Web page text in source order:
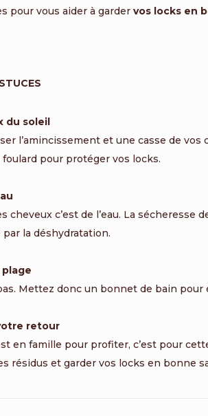
pour vous aider à gardervos locks en
du soleil
l’amincissement et une casse de vos
pour protéger vos locks.
c’est de l’eau. La sécheresse
la déshydratation.
plage
Mettez donc un bonnet de bain pour
retour
en famille pour profiter, c’est pour
résidus et garder vos locks en bonne